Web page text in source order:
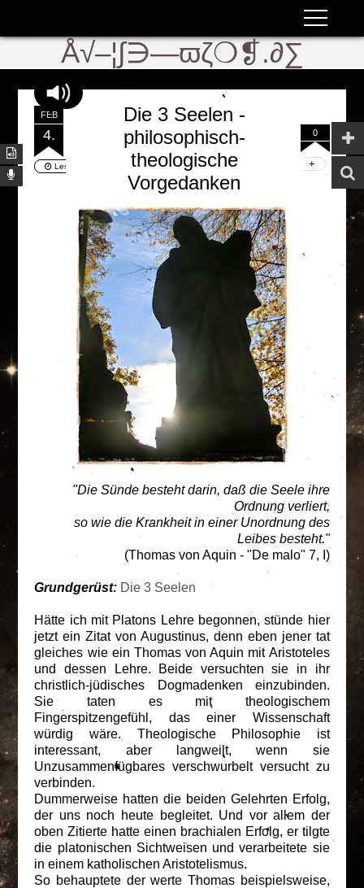
Å√–¦∫∋—ϖζ❍❡.∂∑
FEB
4.
Die 3 Seelen -
philosophisch-
theologische
Vorgedanken
0
Lesezeit: | Wörter:1208
PerChaTem (Pt. 9b)
"Die Sünde besteht darin, daß die Seele ihre
Ordnung verliert,
so wie die Krankheit in einer Unordnung des
Leibes besteht."
(Thomas von Aquin - "De malo" 7, I)
Grundgerüst: Die 3 Seelen
Hätte ich mit Platons Lehre begonnen, stünde hier
jetzt ein Zitat von Augustinus, denn eben jener tat
gleiches wie ein Thomas von Aquin mit Aristoteles
und dessen Lehre. Beide versuchten sie in ihr
christlich-jüdisches Dogmadenken einzubinden.
Sie taten es mit theologischem
Fingerspitzengefühl, das einer Wissenschaft
würdig wäre. Theologische Philosophie ist
interessant, aber langweilt, wenn sie
Unzusammenfügbares verschwurbelt versucht zu
verbinden.
Dummerweise hatten die beiden Gelehrten Erfolg,
der uns noch heute begleitet. Und vor allem der
oben Zitierte hatte einen brachialen Erfolg, er tilgte
die platonischen Sichtweisen und verarbeitete sie
in einem katholischen Aristotelismus.
So behauptete der werte Thomas beispielsweise,